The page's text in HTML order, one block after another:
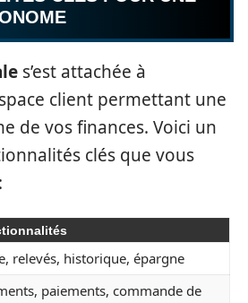
s’est attachée à
client permettant une
de vos finances. Voici un
clés que vous
relevés, historique, épargne
paiements, commande de